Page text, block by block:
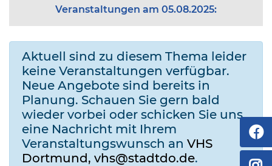
Veranstaltungen am 05.08.2025:
Aktuell sind zu diesem Thema leider
keine Veranstaltungen verfügbar.
Neue Angebote sind bereits in
Planung. Schauen Sie gern bald
wieder vorbei oder schicken Sie uns
eine Nachricht mit Ihrem
Veranstaltungswunsch an VHS
Dortmund, vhs@stadtdo.de.